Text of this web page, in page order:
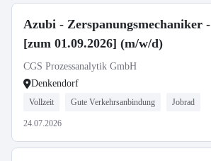
Azubi - Zerspanungsmechaniker -
[zum 01.09.2026] (m/w/d)
CGS Prozessanalytik GmbH
Denkendorf
Vollzeit Gute Verkehrsanbindung Jobrad
24.07.2026